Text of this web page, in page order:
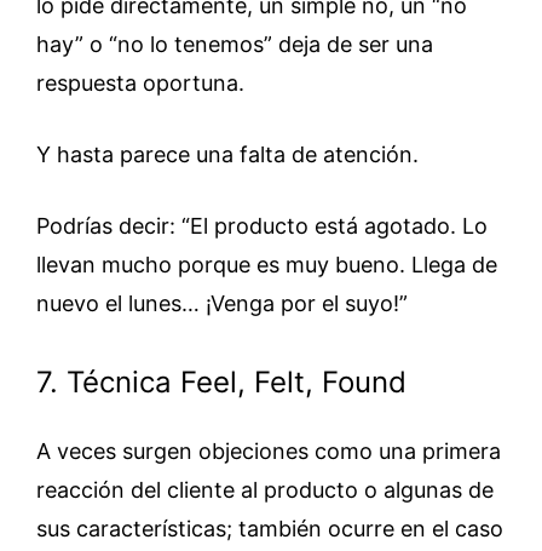
lo pide directamente, un simple no, un “no
hay” o “no lo tenemos” deja de ser una
respuesta oportuna.
Y hasta parece una falta de atención.
Podrías decir: “El producto está agotado. Lo
llevan mucho porque es muy bueno. Llega de
nuevo el lunes… ¡Venga por el suyo!”
7. Técnica Feel, Felt, Found
A veces surgen objeciones como una primera
reacción del cliente al producto o algunas de
sus características; también ocurre en el caso